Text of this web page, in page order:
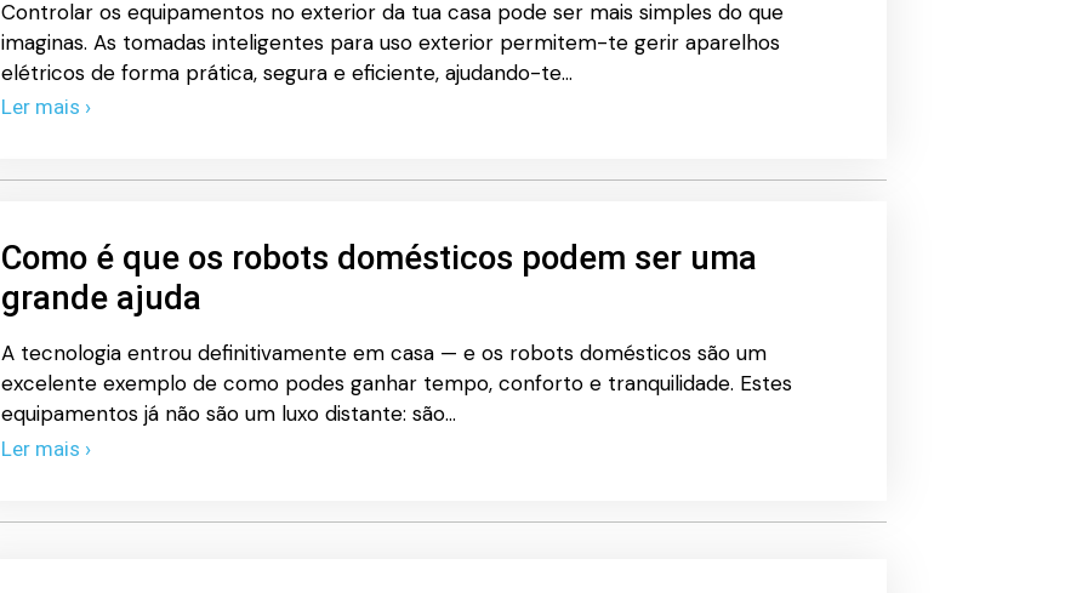
Controlar os equipamentos no exterior da tua casa pode ser mais simples do que
imaginas. As tomadas inteligentes para uso exterior permitem-te gerir aparelhos
elétricos de forma prática, segura e eficiente, ajudando-te…
Ler mais ›
Como é que os robots domésticos podem ser uma
grande ajuda
A tecnologia entrou definitivamente em casa — e os robots domésticos são um
excelente exemplo de como podes ganhar tempo, conforto e tranquilidade. Estes
equipamentos já não são um luxo distante: são…
Ler mais ›